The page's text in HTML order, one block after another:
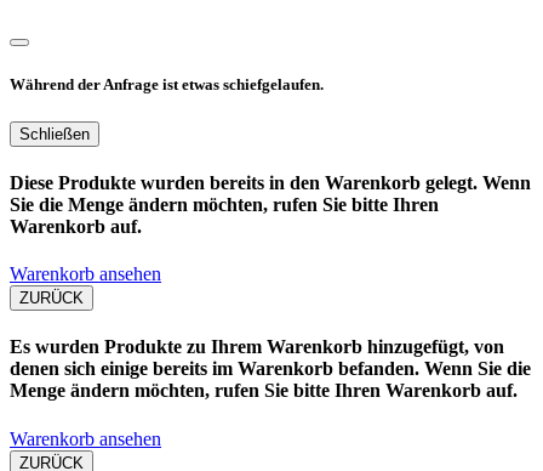
Während der Anfrage ist etwas schiefgelaufen.
Schließen
Diese Produkte wurden bereits in den Warenkorb gelegt. Wenn
Sie die Menge ändern möchten, rufen Sie bitte Ihren
Warenkorb auf.
Warenkorb ansehen
ZURÜCK
Es wurden Produkte zu Ihrem Warenkorb hinzugefügt, von
denen sich einige bereits im Warenkorb befanden. Wenn Sie die
Menge ändern möchten, rufen Sie bitte Ihren Warenkorb auf.
Warenkorb ansehen
ZURÜCK